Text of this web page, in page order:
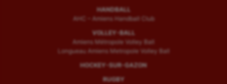
HANDBALL
AHC – Amiens Handball Club
VOLLEY-BALL
Amiens Métropole Volley Ball
Longueau Amiens Metropole Volley Ball
HOCKEY-SUR-GAZON
RUGBY